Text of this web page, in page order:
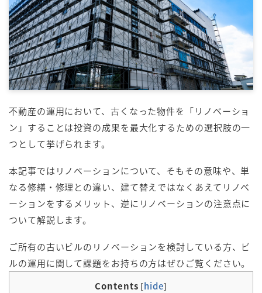
不動産の運用において、古くなった物件を「リノベーショ
ン」することは投資の成果を最大化するための選択肢の一
つとして挙げられます。
本記事ではリノベーションについて、そもその意味や、単
なる修繕・修理との違い、建て替えではなくあえてリノベ
ーションをするメリット、逆にリノベーションの注意点に
ついて解説します。
ご所有の古いビルのリノベーションを検討している方、ビ
ルの運用に関して課題をお持ちの方はぜひご覧ください。
Contents [hide]